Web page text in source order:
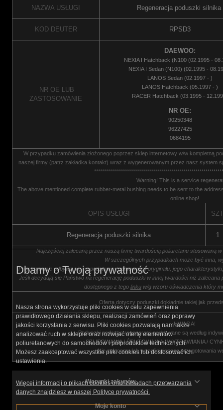
NAZWA USŁUGI Regeneracja poduszki silnika
KOD DEUTER RPSD3
NR OE LUB
ZASTOSOWANIE
DAEWOO:
NEXIA I Hatchback (N100 (02.1995 -
NEXIA I Sedan (N100) (02.1995 -
LANOS Sedan (02.1997 - )
LANOS Hatchback (05.1997 - )
RACER Hatchback (03.1995 -
NR OE:
90250348
96227425
0684195
W przypadku zamówienia złożonego poprzez sklep internetowy w/w kompletną
naszej firmy (patrz zakładka kontakt) wraz z wygenerowanym przez nasz system
Warning! This is a service
The above mentioned complete rubber-metal bushing needs to be sent to the
online shop!
OPIS USŁUGI
Regeneracja poduszki silnika 1
Najczęściej zalecaną przez naszą firmę twardością poliuretanu stosowaną
W szczególnych przypadkach może być inna,
Projektowanie odbywa się na podstawie (gumowego) oryginału, jego
Jeśli decydują się Państwo na regenerację poduszki w innej twardości niż zalecana
dostępnego z tego linkuw/g wzoru oświadczenia który
Oferta dotyczy poduszki dokładnie takiej jak
UWAGA!
Poduszki podczas regeneracji poddawane są według
SZLIFOWANIA / ŚRUTOWANIA / WYTRAWIANIA /
Nie zalecamy ich wcześniejszego przygotowania
Warunki zakupów
Moje konto
Dbamy o Twoją prywatność
Nasza strona wykorzystuje pliki cookies w celu zapewnienia
prawidłowego działania sklepu, realizacji zamówień oraz poprawy
jakości korzystania z serwisu. Pliki cookies pozwalają nam także
analizować ruch w sklepie oraz rozwijać ofertę elementów
poliuretanowych do samochodów i półproduktów technicznych.
Możesz zaakceptować wszystkie pliki cookies lub dostosować ich
ustawienia.
Więcej informacji o plikach cookies oraz zasadach przetwarzania
danych znajdziesz w naszej Polityce prywatności.